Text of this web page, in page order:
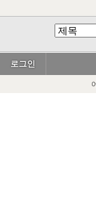
로그인